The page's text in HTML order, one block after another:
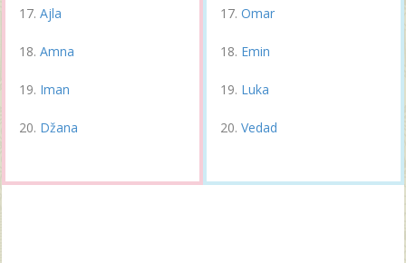
Ajla
Amna
Iman
Džana
Omar
Emin
Luka
Vedad